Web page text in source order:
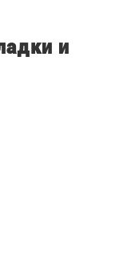
и